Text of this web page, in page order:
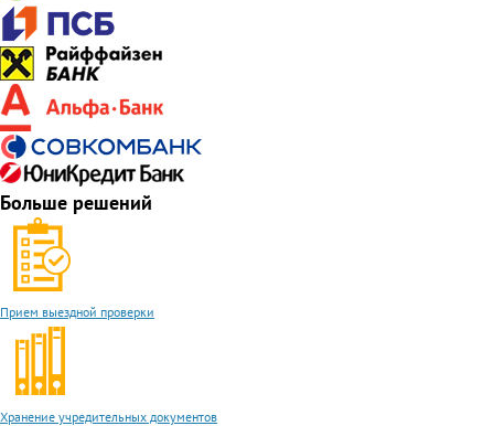
Больше решений
Прием выездной проверки
Хранение учредительных документов